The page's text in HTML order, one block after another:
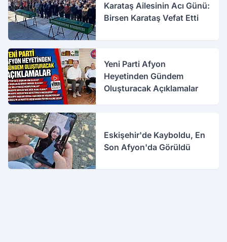
Karataş Ailesinin Acı Günü:
Birsen Karataş Vefat Etti
Yeni Parti Afyon
Heyetinden Gündem
Oluşturacak Açıklamalar
Eskişehir'de Kayboldu, En
Son Afyon'da Görüldü